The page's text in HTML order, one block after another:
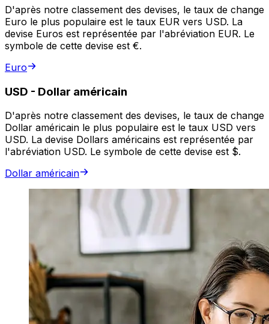
D'après notre classement des devises, le taux de change
Euro le plus populaire est le taux EUR vers USD. La
devise Euros est représentée par l'abréviation EUR. Le
symbole de cette devise est €.
Euro
USD - Dollar américain
D'après notre classement des devises, le taux de change
Dollar américain le plus populaire est le taux USD vers
USD. La devise Dollars américains est représentée par
l'abréviation USD. Le symbole de cette devise est $.
Dollar américain